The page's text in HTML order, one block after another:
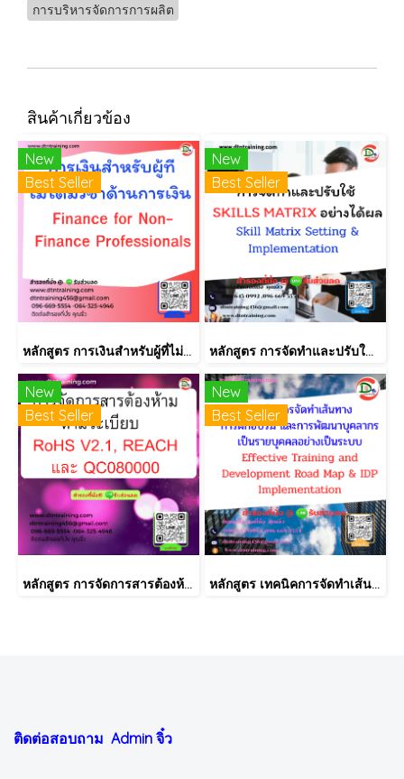
การบริหารจัดการการผลิต
สินค้าเกี่ยวข้อง
New
Best Seller
หลักสูตร การเงินสำหรับผู้ที่ไม่ได้มีวิชาชีพด้านการเงิน (Finance for Non-Finance Professionals)
New
Best Seller
หลักสูตร การจัดทำและปรับใช้ SKILLS MATRIX อย่างได้ผล Skill Matrix Setting & Implementation
New
Best Seller
หลักสูตร การจัดการสารต้องห้ามตามระเบียบ RoHS V2.1, REACH และ QC080000
New
Best Seller
หลักสูตร เทคนิคการจัดทำเส้นทางการฝึกอบรม และการพัฒนาบุคลากร เป็นรายบุคคลอย่างเป็นระบบ Effective Training and Development Road Map & IDP Implementation
ติดต่อสอบถาม Admin จิ๋ว